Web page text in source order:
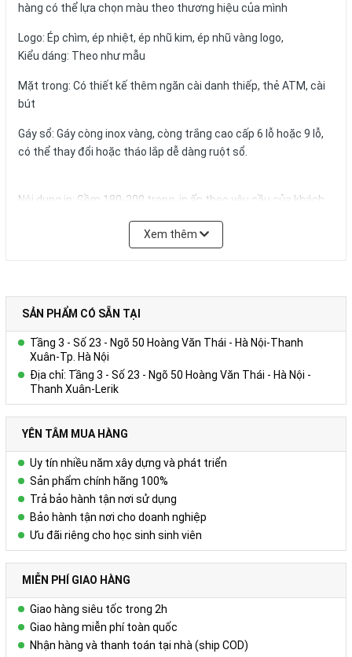
hàng có thể lựa chọn màu theo thương hiệu của mình
Logo: Ép chìm, ép nhiệt, ép nhũ kim, ép nhũ vàng logo,
Kiểu dáng: Theo như mẫu
Mặt trong: Có thiết kế thêm ngăn cài danh thiếp, thẻ ATM, cài
bút
Gáy sổ: Gáy còng inox vàng, còng trắng cao cấp 6 lỗ hoặc 9 lỗ,
có thể thay đổi hoặc tháo lắp dễ dàng ruột sổ.
Nội dung in: Gồm 180-200 trang, in ấn theo yêu cầu của khách
Quy cách in thông thường:
trắng hoặc ngà vàng, có thể in logo, website,hotline tên tổ
+ Kích thước trang giấy in: 14.5x20.6cm
Số lượng và màu sắc của giấy hay mẫu mã của sản phẩm có thể
được đặt theo yêu cầu của khách hàng.
Xem thêm
SẢN PHẨM CÓ SẴN TẠI
Tầng 3 - Số 23 - Ngõ 50 Hoàng Văn Thái - Hà Nội-Thanh
Xuân-Tp. Hà Nội
Địa chỉ: Tầng 3 - Số 23 - Ngõ 50 Hoàng Văn Thái - Hà Nội -
Thanh Xuân-Lerik
YÊN TÂM MUA HÀNG
Uy tín nhiều năm xây dựng và phát triển
Sản phẩm chính hãng 100%
Trả bảo hành tận nơi sử dụng
Bảo hành tận nơi cho doanh nghiệp
Ưu đãi riêng cho học sinh sinh viên
MIỄN PHÍ GIAO HÀNG
Giao hàng siêu tốc trong 2h
Giao hàng miễn phí toàn quốc
Nhận hàng và thanh toán tại nhà (ship COD)